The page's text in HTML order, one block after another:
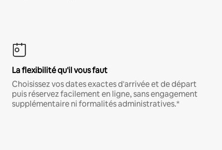
La flexibilité qu'il vous faut
Choisissez vos dates exactes d'arrivée et de départ
puis réservez facilement en ligne, sans engagement
supplémentaire ni formalités administratives.*